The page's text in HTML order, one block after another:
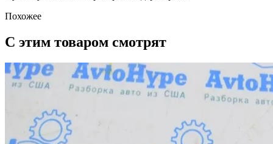
Похожее
С этим товаром смотрят